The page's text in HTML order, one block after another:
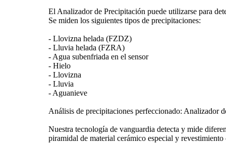
El Analizador de Precipitación puede utilizarse para
Se miden los siguientes tipos de precipitaciones:
- Llovizna helada (FZDZ)
- Lluvia helada (FZRA)
- Agua subenfriada en el sensor
- Hielo
- Llovizna
- Lluvia
- Aguanieve
Análisis de precipitaciones perfeccionado: Analizador
Nuestra tecnología de vanguardia detecta y mide
piramidal de material cerámico especial y